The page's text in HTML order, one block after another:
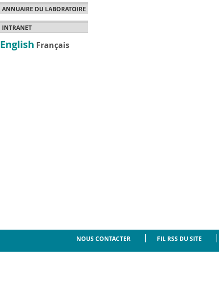
ANNUAIRE DU LABORATOIRE
INTRANET
English Français
NOUS CONTACTER FIL RSS DU SITE